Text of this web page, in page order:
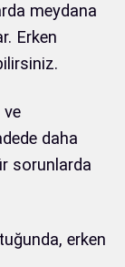
meydana
Erken
ve
daha
sorunlarda
erken